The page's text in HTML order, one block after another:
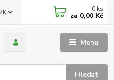
Menu
Hledat
0 ks
za 0,00 Kč